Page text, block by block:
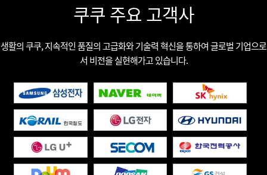
쿠쿠 주요 고객사
생활의 쿠쿠, 지속적인 품질의 고급화와 기술력 혁신을 통하여 글로벌 기업으로
서 비전을 실현해가고 있습니다.